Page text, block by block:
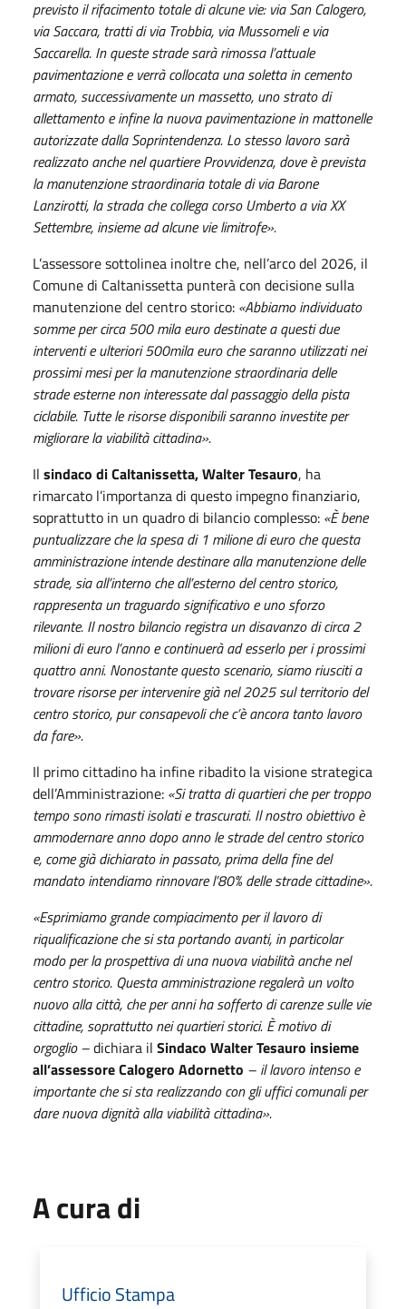
previsto il rifacimento totale di alcune vie: via San Calogero,
via Saccara, tratti di via Trobbia, via Mussomeli e via
Saccarella. In queste strade sarà rimossa l’attuale
pavimentazione e verrà collocata una soletta in cemento
armato, successivamente un massetto, uno strato di
allettamento e infine la nuova pavimentazione in mattonelle
autorizzate dalla Soprintendenza. Lo stesso lavoro sarà
realizzato anche nel quartiere Provvidenza, dove è prevista
la manutenzione straordinaria totale di via Barone
Lanzirotti, la strada che collega corso Umberto a via XX
Settembre, insieme ad alcune vie limitrofe».
L’assessore sottolinea inoltre che, nell’arco del 2026, il
Comune di Caltanissetta punterà con decisione sulla
manutenzione del centro storico: «Abbiamo individuato
somme per circa 500 mila euro destinate a questi due
interventi e ulteriori 500mila euro che saranno utilizzati nei
prossimi mesi per la manutenzione straordinaria delle
strade esterne non interessate dal passaggio della pista
ciclabile. Tutte le risorse disponibili saranno investite per
migliorare la viabilità cittadina».
Il sindaco di Caltanissetta, Walter Tesauro, ha
rimarcato l’importanza di questo impegno finanziario,
soprattutto in un quadro di bilancio complesso: «È bene
puntualizzare che la spesa di 1 milione di euro che questa
amministrazione intende destinare alla manutenzione delle
strade, sia all’interno che all’esterno del centro storico,
rappresenta un traguardo significativo e uno sforzo
rilevante. Il nostro bilancio registra un disavanzo di circa 2
milioni di euro l’anno e continuerà ad esserlo per i prossimi
quattro anni. Nonostante questo scenario, siamo riusciti a
trovare risorse per intervenire già nel 2025 sul territorio del
centro storico, pur consapevoli che c’è ancora tanto lavoro
da fare».
Il primo cittadino ha infine ribadito la visione strategica
dell’Amministrazione: «Si tratta di quartieri che per troppo
tempo sono rimasti isolati e trascurati. Il nostro obiettivo è
ammodernare anno dopo anno le strade del centro storico
e, come già dichiarato in passato, prima della fine del
mandato intendiamo rinnovare l’80% delle strade cittadine».
«Esprimiamo grande compiacimento per il lavoro di
riqualificazione che si sta portando avanti, in particolar
modo per la prospettiva di una nuova viabilità anche nel
centro storico. Questa amministrazione regalerà un volto
nuovo alla città, che per anni ha sofferto di carenze sulle vie
cittadine, soprattutto nei quartieri storici. È motivo di
orgoglio –dichiara il Sindaco Walter Tesauro insieme
all’assessore Calogero Adornetto – il lavoro intenso e
importante che si sta realizzando con gli uffici comunali per
dare nuova dignità alla viabilità cittadina».
A cura di
Ufficio Stampa